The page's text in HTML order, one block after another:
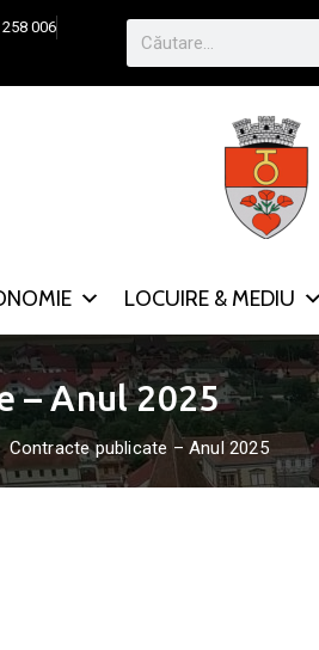
006
LOCUIRE & MEDIU
– Anul 2025
Contracte publicate – Anul 2025